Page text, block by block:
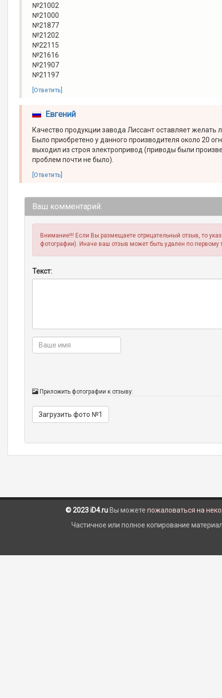
№21002
№21000
№21877
№21202
№22115
№21616
№21907
№21197
[Ответить]
Евгений
Качество продукции завода Лиссант оставляет желать
Было приобретено у данного производителя около 20
выходил из строя электропривод (приводы были
проблем почти не было).
[Ответить]
Ваш комментарий:
Внимание!!! Если Вы размещаете отрицательный отзыв, то
фотографии). Иначе ваш отзыв может быть удален по первому
Текст:
Приложить фотографии к отзыву:
Загрузить фото №1
© 2023 iD4.ru Вы можете пожаловаться на
Частичное или полное копирование